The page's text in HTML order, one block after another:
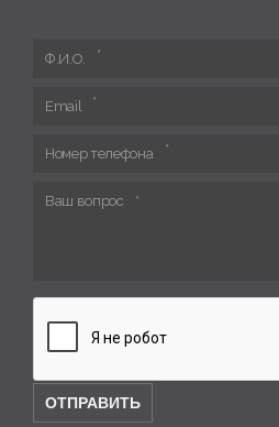
Ф.И.О.
Email
Номер телефона
Ваш вопрос